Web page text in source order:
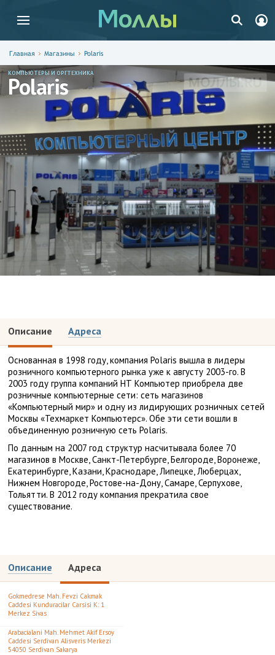
Главная Магазины Polaris
КОМПЬЮТЕРЫ И ОРГТЕХНИКА
Polaris
Описание Адреса
Основанная в 1998 году, компания Polaris вышла в лидеры
розничного компьютерного рынка уже к августу 2003-го. В
2003 году группа компаний НТ Компьютер приобрела две
розничные компьютерные сети: сеть магазинов
«Компьютерный мир» и одну из лидирующих розничных сетей
Москвы «Техмаркет Компьютерс». Обе эти сети вошли в
объединенную розничную сеть Polaris.
По данным на 2007 год структур насчитывала более 70
магазинов в Москве, Санкт-Петербурге, Белгороде, Воронеже,
Екатеринбурге, Казани, Краснодаре, Липецке, Люберцах,
Нижнем Новгороде, Ростове-на-Дону, Самаре, Серпухове,
Тольятти. В 2012 году компания прекратила свое
существование.
Описание Адреса
Gokmedrese Mah. Fevzi Cakmak
Caddesi Kunduracilar Carsisi K: 1
Merkez Sivas
Arabacialani Mah. Mehmet Akif Ersoy
Caddesi Serdivan Alisveris Merkezi
54050 Serdivan Sakarya